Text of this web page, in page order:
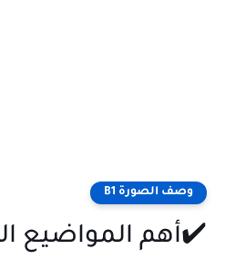
وصف الصورة B1
✔️أهم المواضيع